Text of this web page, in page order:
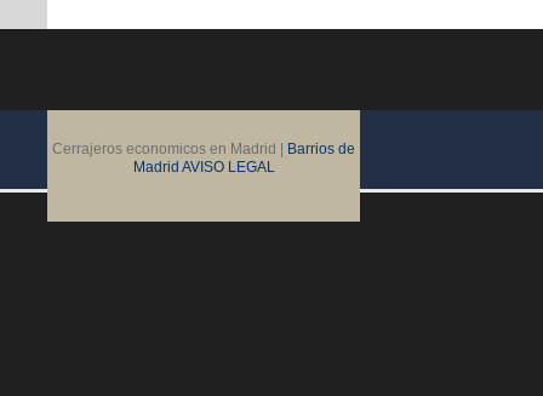
Cerrajeros economicos en Madrid |
Barrios de
Madrid AVISO LEGAL